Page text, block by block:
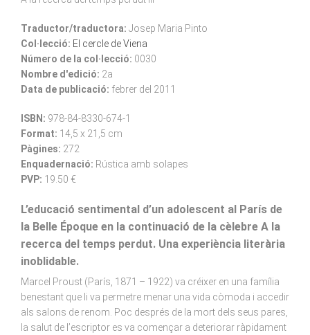
Traductor/traductora: Josep Maria Pinto
Col·lecció: El cercle de Viena
Número de la col·lecció: 0030
Nombre d'edició: 2a
Data de publicació: febrer del 2011
ISBN: 978-84-8330-674-1
Format: 14,5 x 21,5 cm
Pàgines: 272
Enquadernació: Rústica amb solapes
PVP: 19.50 €
L’educació sentimental d’un adolescent al París de
la Belle Époque en la continuació de la cèlebre A la
recerca del temps perdut. Una experiència literària
inoblidable.
Marcel Proust (París, 1871 – 1922) va créixer en una família
benestant que li va permetre menar una vida còmoda i accedir
als salons de renom. Poc després de la mort dels seus pares,
la salut de l’escriptor es va començar a deteriorar ràpidament